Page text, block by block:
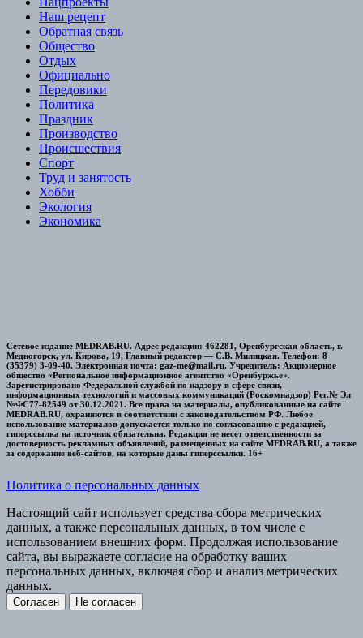
Наш рецепт
Обратная связь
Общество
Отдых
Официально
Передовики
Политика
Праздник
Производство
Происшествия
Спорт
Труд и занятость
Хобби
Экология
Экономика
Сетевое издание MEDRAB.RU. Адрес редакции: 462281, Оренбургская область, г.
Медногорск, ул. Кирова, 19, Главный редактор — С.В. Милицкая. Телефон: 8
(35379) 3-09-40. Электронная почта: gaz-me@mail.ru. Учредитель: Акционерное
общество «Региональное информационное агентство «Оренбуржье».
Зарегистрировано Федеральной службой по надзору в сфере связи,
информационных технологий и массовых коммуникаций (Роскомнадзор) Рег.№ Эл
№ФС77-82549 от 30.12.2021. Все права на материалы, опубликованные на сайте
MEDRAB.RU, охраняются в соответствии с законодательством РФ. Любое
использование материалов допускается только по согласованию с редакцией,
гиперссылка на источник обязательна. Редакция не несет ответственности за
достоверность рекламных объявлений, размещенных на сайте MEDRAB.RU, а также
за содержание веб-сайтов, на которые даны гиперссылки. 16+
Политика о персональных данных
Настоящий сайт использует средства сбора метрических
данных, а также персональных данных, в том числе с
использованием внешних форм. Продолжая использование
сайта, вы выражаете согласие на обработку ваших
персональных данных, включая сбор и анализ метрических
данных.
Согласен Не согласен